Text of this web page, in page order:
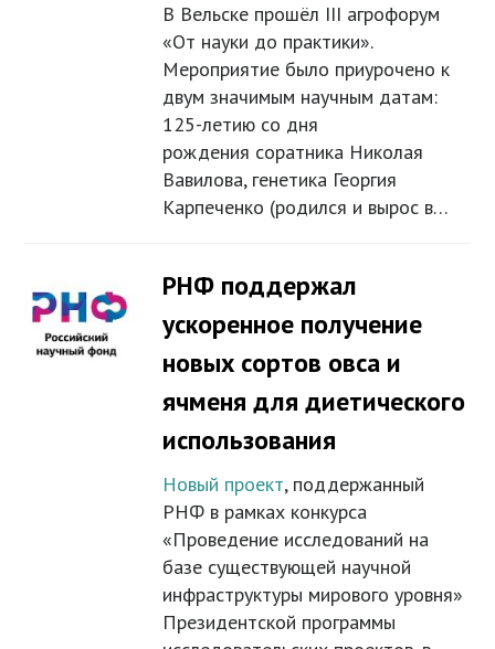
В Вельске прошёл III агрофорум
«От науки до практики».
Мероприятие было приурочено к
двум значимым научным датам:
125-летию со дня
рождения соратника Николая
Вавилова, генетика Георгия
Карпеченко (родился и вырос в…
РНФ поддержал
ускоренное получение
новых сортов овса и
ячменя для диетического
использования
Новый проект, поддержанный
РНФ в рамках конкурса
«Проведение исследований на
базе существующей научной
инфраструктуры мирового уровня»
Президентской программы